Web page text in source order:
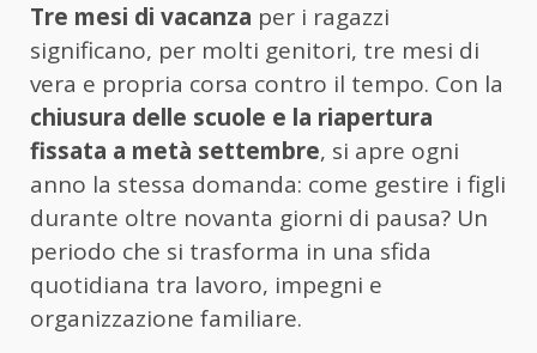
Tre mesi di vacanza per i ragazzi
significano, per molti genitori, tre mesi di
vera e propria corsa contro il tempo. Con la
chiusura delle scuole e la riapertura
fissata a metà settembre, si apre ogni
anno la stessa domanda: come gestire i figli
durante oltre novanta giorni di pausa? Un
periodo che si trasforma in una sfida
quotidiana tra lavoro, impegni e
organizzazione familiare.